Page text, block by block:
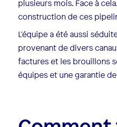
plusieurs mois. Face à
construction de ces
L'équipe a été aussi
provenant de divers
factures et les brouillons
équipes et une garantie